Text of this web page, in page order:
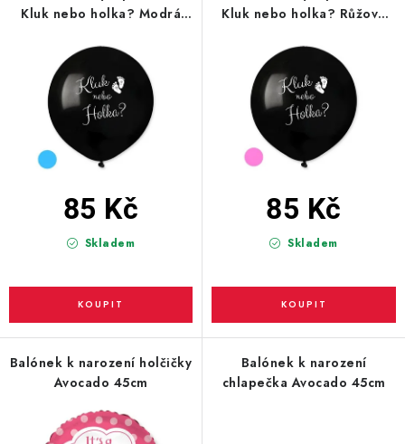
VYSTŘELOVACÍ KONFETY
ORGANZY, STOLOVÉ ŠERPY
Kontakty
Obchodní podmínky
Podmínky ochrany osobních údajů
Kluk nebo holka? Modrá
Skladem
85 Kč
Kluk nebo holka? Růžová
Skladem
85 Kč
Balónek k narození holčičky
Avocado 45cm
Balónek k narození
chlapečka Avocado 45cm